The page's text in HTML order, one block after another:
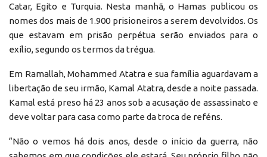
Catar, Egito e Turquia. Nesta manhã, o Hamas publicou os
nomes dos mais de 1.900 prisioneiros a serem devolvidos. Os
que estavam em prisão perpétua serão enviados para o
exílio, segundo os termos da trégua.
Em Ramallah, Mohammed Atatra e sua família aguardavam a
libertação de seu irmão, Kamal Atatra, desde a noite passada.
Kamal está preso há 23 anos sob a acusação de assassinato e
deve voltar para casa como parte da troca de reféns.
“Não o vemos há dois anos, desde o início da guerra, não